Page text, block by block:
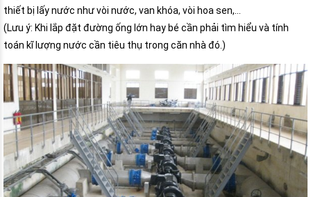
thiết bị lấy nước như vòi nước, van khóa, vòi hoa sen,…
(Lưu ý: Khi lắp đặt đường ống lớn hay bé cần phải tìm hiểu và tính
toán kĩ lượng nước cần tiêu thụ trong căn nhà đó.)